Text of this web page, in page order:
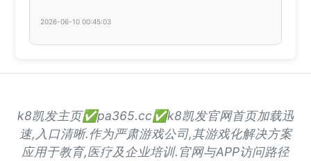
2026-06-10 00:45:03
k8凯发主页✅pa365.cc✅k8凯发官网首页加载迅
速,入口清晰.作为严肃游戏公司,其游戏化解决方案
应用于教育,医疗及企业培训.官网与APP访问路径